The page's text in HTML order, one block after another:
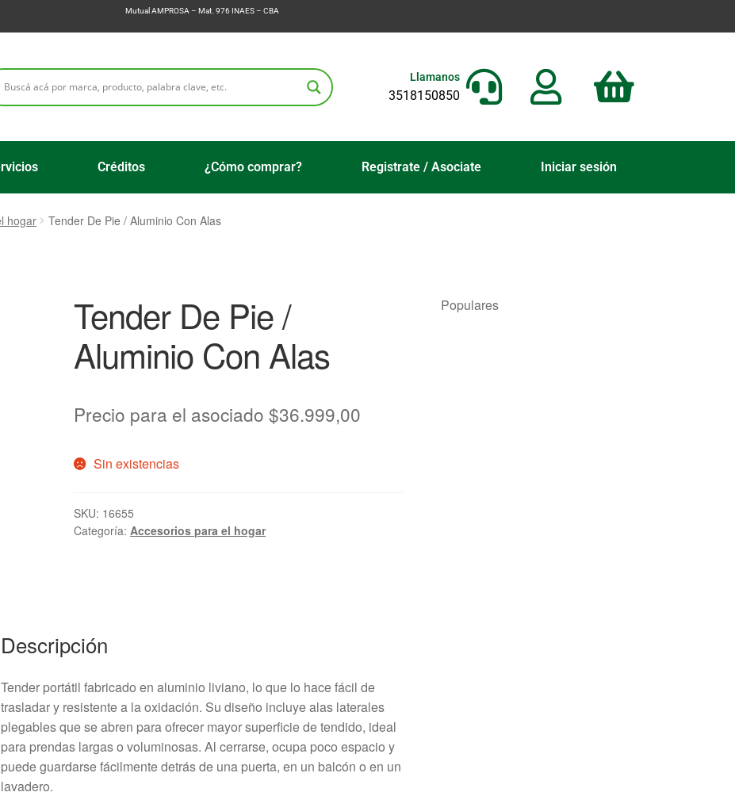
Mutual AMPROSA – Mat. 976 INAES – CBA
Llamanos
3518150850
Créditos ¿Cómo comprar? Registrate / Asociate Iniciar sesión
hogar Tender De Pie / Aluminio Con Alas
Tender De Pie /
Aluminio Con Alas
Precio para el asociado$36.999,00
Sin existencias
SKU: 16655
Categoría: Accesorios para el hogar
Descripción
Tender portátil fabricado en aluminio liviano, lo que lo hace fácil de
trasladar y resistente a la oxidación. Su diseño incluye alas laterales
plegables que se abren para ofrecer mayor superficie de tendido, ideal
para prendas largas o voluminosas. Al cerrarse, ocupa poco espacio y
puede guardarse fácilmente detrás de una puerta, en un balcón o en un
lavadero.
Populares